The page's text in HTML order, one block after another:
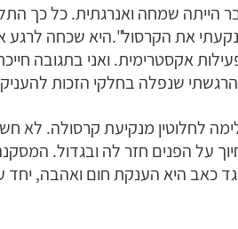
הייתה שמחה ואנרגתית. כל כך
את הקרסול".היא שכחה
אקסטרימית. ואני בתגובה
שנפלה בחלקי הזכות להעניק
לחלוטין מנקיעת קרסולה.
על הפנים חזר לה ובגדול.
כאב היא הענקת חום ואהבה, יחד